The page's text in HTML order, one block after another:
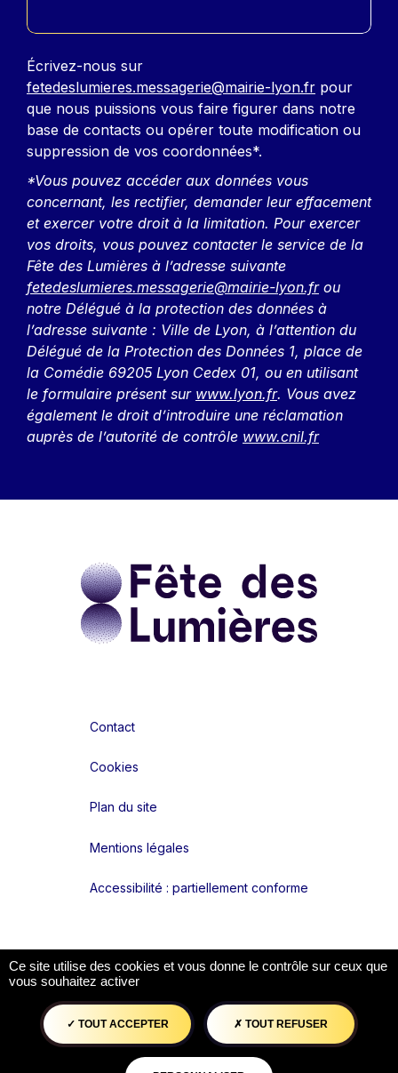
Écrivez-nous sur
fetedeslumieres.messagerie@mairie-lyon.fr pour
que nous puissions vous faire figurer dans notre
base de contacts ou opérer toute modification ou
suppression de vos coordonnées*.
*Vous pouvez accéder aux données vous
concernant, les rectifier, demander leur effacement
et exercer votre droit à la limitation. Pour exercer
vos droits, vous pouvez contacter le service de la
Fête des Lumières à l’adresse suivante
fetedeslumieres.messagerie@mairie-lyon.frou
notre Délégué à la protection des données à
l’adresse suivante : Ville de Lyon, à l’attention du
Délégué de la Protection des Données 1, place de
la Comédie 69205 Lyon Cedex 01, ou en utilisant
le formulaire présent sur www.lyon.fr. Vous avez
également le droit d’introduire une réclamation
auprès de l’autorité de contrôle www.cnil.fr
Liens réseaux
Contact
Cookies
Plan du site
Mentions légales
Accessibilité : partiellement conforme
Ce site utilise des cookies et vous donne le contrôle sur ceux que
vous souhaitez activer
TOUT ACCEPTER TOUT REFUSER